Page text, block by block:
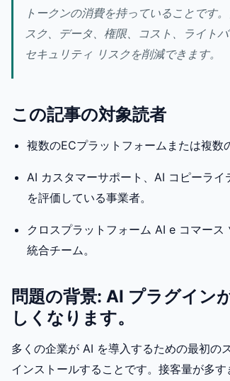
トークンの消費を持っていることです
スク、データ、権限、コスト、ライト
セキュリティ リスクを削減できます。
この記事の対象読者
複数のECプラットフォームまたは複数
AI カスタマーサポート、AI コピーラ
を評価している事業者。
クロスプラットフォーム AI e コマー
統合チーム。
問題の背景: AI プラグイン
しくなります。
多くの企業が AI を導入するための最初の
インストールすることです。接客量が多